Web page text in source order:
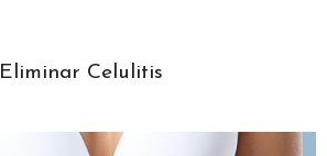
Eliminar Celulitis